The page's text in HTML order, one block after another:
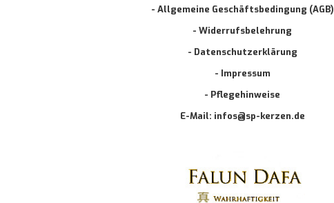
- Allgemeine Geschäftsbedingung (AGB)
- Widerrufsbelehrung
- Datenschutzerklärung
- Impressum
- Pflegehinweise
E-Mail: infos@sp-kerzen.de